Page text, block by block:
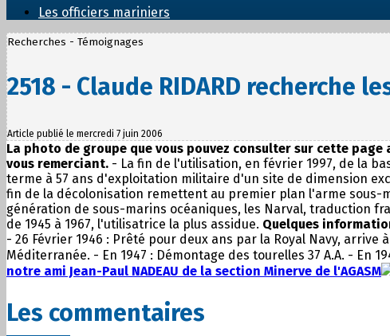
Les officiers mariniers
Recherches - Témoignages
2518 - Claude RIDARD recherche
Article publié le mercredi 7 juin 2006
La photo de groupe que vous pouvez consulter sur cette page
vous remerciant. - La fin de l'utilisation, en février 1997, de la
terme à 57 ans d'exploitation militaire d'un site de dimension
fin de la décolonisation remettent au premier plan l'arme
génération de sous-marins océaniques, les Narval, traduction
de 1945 à 1967, l'utilisatrice la plus assidue. Quelques
- 26 Février 1946 : Prêté pour deux ans par la Royal Navy,
Méditerranée. - En 1947 : Démontage des tourelles 37 A.A. - En
notre ami Jean-Paul NADEAU de la section Minerve de l'AGASM
Les commentaires